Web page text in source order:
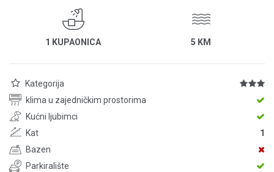
1 KUPAONICA 5 KM
Kategorija
klima u zajedničkim prostorima
Kućni ljubimci
Kat
1
Bazen
Parkiralište